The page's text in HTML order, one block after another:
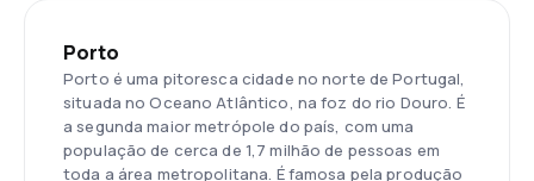
Porto
Porto é uma pitoresca cidade no norte de Portugal,
situada no Oceano Atlântico, na foz do rio Douro. É
a segunda maior metrópole do país, com uma
população de cerca de 1,7 milhão de pessoas em
toda a área metropolitana. É famosa pela produção